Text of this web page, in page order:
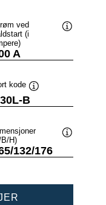
ved
(i
A
kode
B
H)
132/176